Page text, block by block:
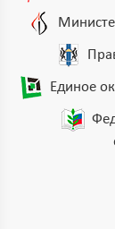
Единое